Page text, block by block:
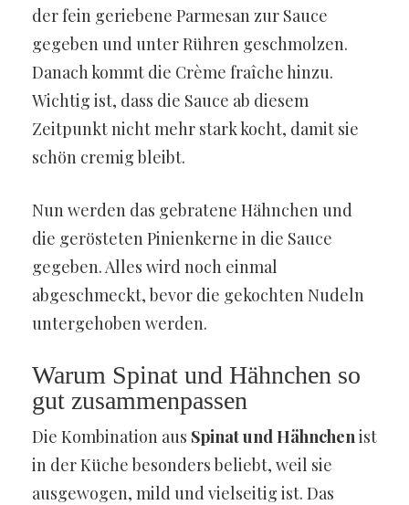
der fein geriebene Parmesan zur Sauce
gegeben und unter Rühren geschmolzen.
Danach kommt die Crème fraîche hinzu.
Wichtig ist, dass die Sauce ab diesem
Zeitpunkt nicht mehr stark kocht, damit sie
schön cremig bleibt.
Nun werden das gebratene Hähnchen und
die gerösteten Pinienkerne in die Sauce
gegeben. Alles wird noch einmal
abgeschmeckt, bevor die gekochten Nudeln
untergehoben werden.
Warum Spinat und Hähnchen so
gut zusammenpassen
Die Kombination aus Spinat und Hähnchen ist
in der Küche besonders beliebt, weil sie
ausgewogen, mild und vielseitig ist. Das